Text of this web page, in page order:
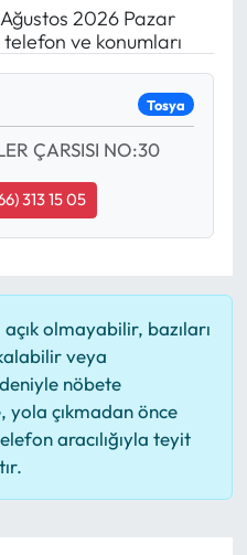
2026 Pazar
ve konumları
Tosya
ÇARSISI NO:30
313 15 05
olmayabilir, bazıları
veya
nöbete
yola çıkmadan önce
aracılığıyla teyit